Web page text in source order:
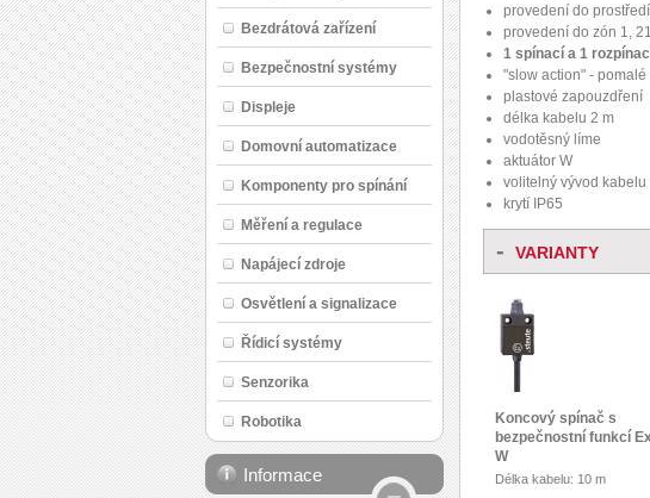
Bezdrátová zařízení
Bezpečnostní systémy
Displeje
Domovní automatizace
Komponenty pro spínání
Měření a regulace
Napájecí zdroje
Osvětlení a signalizace
Řídicí systémy
Senzorika
Robotika
Informace
provedení do
provedení do zón 1, 21
1 spínací a 1
"slow action" -
plastové zapouzdření
délka kabelu 2 m
vodotěsný líme
aktuátor W
volitelný vývod
krytí IP65
- VARIANTY
Koncový spínač s
bezpečnostní funkcí
W
Délka kabelu: 10 m